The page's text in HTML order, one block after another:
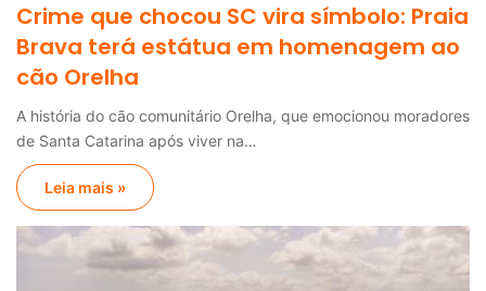
Crime que chocou SC vira símbolo: Praia
Brava terá estátua em homenagem ao
cão Orelha
A história do cão comunitário Orelha, que emocionou moradores
de Santa Catarina após viver na…
Leia mais »